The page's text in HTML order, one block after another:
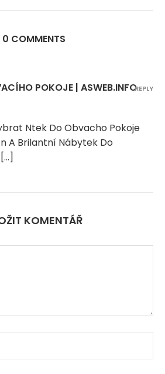
0 COMMENTS
POKOJE | ASWEB.INFO
Ntek Do Obvacho Pokoje
A Brilantní Nábytek Do
REPLY
KOMENTÁŘ